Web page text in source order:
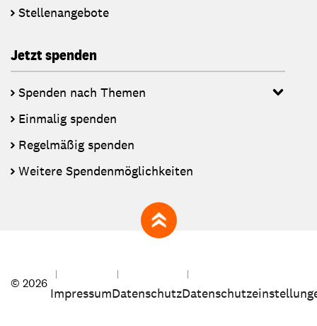
Stellenangebote
Jetzt spenden
Spenden nach Themen
Einmalig spenden
Regelmäßig spenden
Weitere Spendenmöglichkeiten
zum Seitenanfang
© 2026
ImpressumDatenschutz